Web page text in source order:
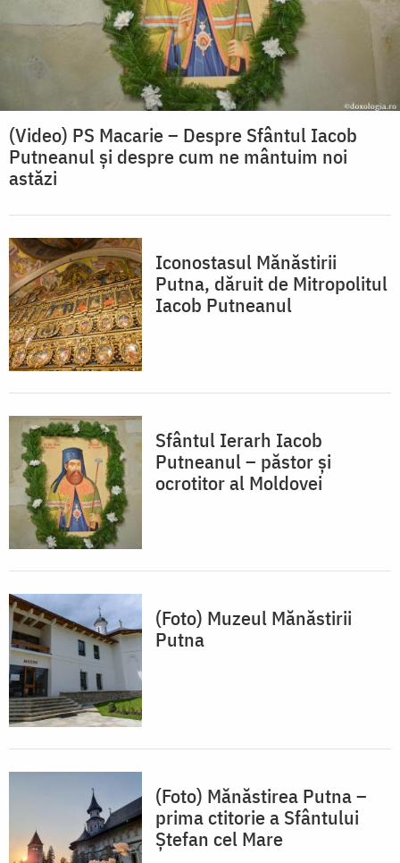
(Video) PS Macarie – Despre Sfântul Iacob
Putneanul și despre cum ne mântuim noi
astăzi
Iconostasul Mănăstirii
Putna, dăruit de Mitropolitul
Iacob Putneanul
Sfântul Ierarh Iacob
Putneanul – păstor și
ocrotitor al Moldovei
(Foto) Muzeul Mănăstirii
Putna
(Foto) Mănăstirea Putna –
prima ctitorie a Sfântului
Ștefan cel Mare